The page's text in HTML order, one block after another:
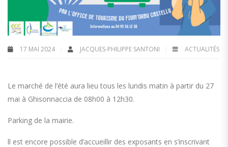
17 MAI 2024 JACQUES-PHILIPPE SANTONI ACTUALITÉS
Le marché de l’été aura lieu tous les lundis matin à partir du 27
mai à Ghisonnaccia de 08h00 à 12h30.
Parking de la mairie.
ll est encore possible d’accueillir des exposants en s’inscrivant